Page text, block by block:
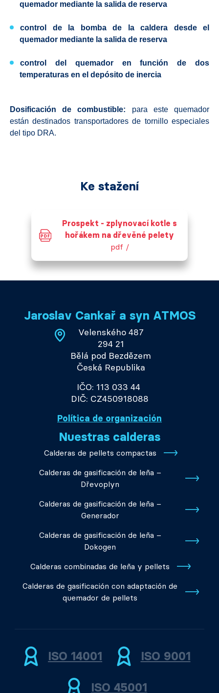
quemador mediante la salida de reserva
control de la bomba de la caldera desde el
quemador mediante la salida de reserva
control del quemadoren función de dos
temperaturas en el depósito de inercia
Dosificación de combustible: para este quemador
están destinados transportadores de tornillo especiales
del tipo DRA.
Ke stažení
Prospekt - zplynovací kotle s
hořákem na dřevěné pelety
pdf /
Jaroslav Cankař a syn ATMOS
Velenského 487
294 21
Bělá pod Bezdězem
Česká Republika
IČO: 113 033 44
DIČ: CZ450918088
Política de organización
Nuestras calderas
Calderas de pellets compactas
Calderas de gasificación de leña –
Dřevoplyn
Calderas de gasificación de leña –
Generador
Calderas de gasificación de leña –
Dokogen
Calderas combinadas de leña y pellets
Calderas de gasificación con adaptación de
quemador de pellets
ISO 14001 ISO 9001
ISO 45001